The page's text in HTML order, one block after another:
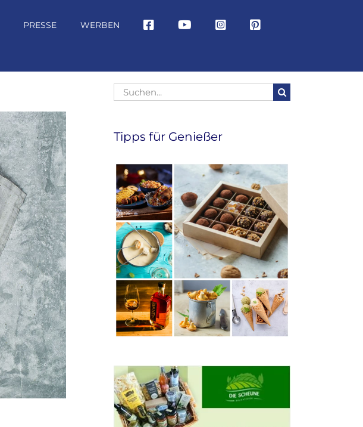
PRESSE WERBEN
Suche
nach:
Tipps für Genießer